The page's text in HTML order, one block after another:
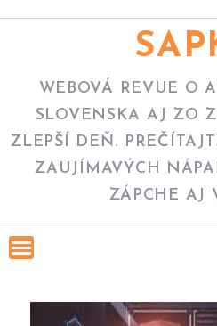
WEBOVÁ REVUE O
SLOVENSKA AJ ZO
ZLEPŠÍ DEŇ.
ZAUJÍMAVÝCH
ZÁPCHE AJ